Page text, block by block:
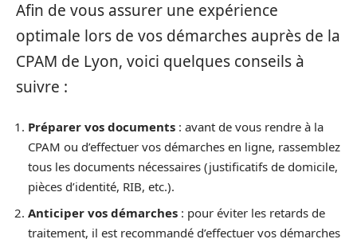
Afin de vous assurer une expérience
optimale lors de vos démarches auprès de la
CPAM de Lyon, voici quelques conseils à
suivre :
Préparer vos documents : avant de vous rendre à la
CPAM ou d’effectuer vos démarches en ligne, rassemblez
tous les documents nécessaires (justificatifs de domicile,
pièces d’identité, RIB, etc.).
Anticiper vos démarches : pour éviter les retards de
traitement, il est recommandé d’effectuer vos démarches